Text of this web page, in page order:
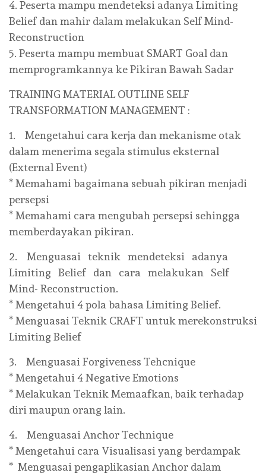
4. Peserta mampu mendeteksi adanya Limiting
Belief dan mahir dalam melakukan Self Mind-
Reconstruction
5. Peserta mampu membuat SMART Goal dan
memprogramkannya ke Pikiran Bawah Sadar
TRAINING MATERIAL OUTLINE SELF
TRANSFORMATION MANAGEMENT :
1. Mengetahui cara kerja dan mekanisme otak
dalam menerima segala stimulus eksternal
(External Event)
* Memahami bagaimana sebuah pikiran menjadi
persepsi
* Memahami cara mengubah persepsi sehingga
memberdayakan pikiran.
2. Menguasai teknik mendeteksi adanya
Limiting Belief dan cara melakukan Self
Mind- Reconstruction.
* Mengetahui 4 pola bahasa Limiting Belief.
* Menguasai Teknik CRAFT untuk merekonstruksi
Limiting Belief
3. Menguasai Forgiveness Tehcnique
* Mengetahui 4 Negative Emotions
* Melakukan Teknik Memaafkan, baik terhadap
diri maupun orang lain.
4. Menguasai Anchor Technique
* Mengetahui cara Visualisasi yang berdampak
* Menguasai pengaplikasian Anchor dalam